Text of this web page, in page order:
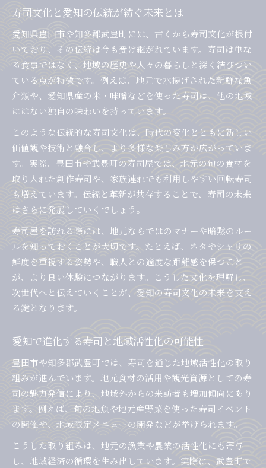
寿司体験で感じる武豊町の温かさと伝統
伝統と革新が交差する豊田市の寿司事情
豊田市で楽しむ伝統寿司と新たな挑戦
寿司職人が生み出す豊田市の革新スタイル
伝統を守りつつ進化する寿司店の魅力
豊田市の寿司にみる地元食材の活用術
豊田市発・寿司文化の最前線を解説
初訪問でも安心できる寿司マナー入門
寿司屋で押さえたい入店時マナーの基本
寿司を美味しく味わうための作法ポイント
初訪問で戸惑わない寿司マナー徹底解説
寿司マナーを知れば職人との距離が縮まる
寿司店でのNG行動とその理由を紹介
地域の特色が光る寿司の楽しみ方とは
地元ならではの寿司の楽しみ方を提案
旬の食材を活かす地域寿司の魅力解説
寿司好きが語る地元流の味わい術
寿司の個性が際立つ地域ごとの発見
武豊町で知っておきたい寿司屋作法
武豊町の寿司屋で守るべき作法を解説
地元で愛される寿司屋の作法ポイント
寿司屋で失敗しないための注意点紹介
武豊町流・寿司を美味しく味わう作法
寿司屋訪問前に知りたいマナーの基本
寿司文化と愛知の伝統が紡ぐ未来とは
愛知県豊田市や知多郡武豊町には、古くから寿司文化が根付
いており、その伝統は今も受け継がれています。寿司は単な
る食事ではなく、地域の歴史や人々の暮らしと深く結びつい
ている点が特徴です。例えば、地元で水揚げされた新鮮な魚
介類や、愛知県産の米・味噌などを使った寿司は、他の地域
にはない独自の味わいを持っています。
このような伝統的な寿司文化は、時代の変化とともに新しい
価値観や技術と融合し、より多様な楽しみ方が広がっていま
す。実際、豊田市や武豊町の寿司屋では、地元の旬の食材を
取り入れた創作寿司や、家族連れでも利用しやすい回転寿司
も増えています。伝統と革新が共存することで、寿司の未来
はさらに発展していくでしょう。
寿司屋を訪れる際には、地元ならではのマナーや暗黙のルー
ルを知っておくことが大切です。たとえば、ネタやシャリの
鮮度を重視する姿勢や、職人との適度な距離感を保つこと
が、より良い体験につながります。こうした文化を理解し、
次世代へと伝えていくことが、愛知の寿司文化の未来を支え
る鍵となります。
愛知で進化する寿司と地域活性化の可能性
豊田市や知多郡武豊町では、寿司を通じた地域活性化の取り
組みが進んでいます。地元食材の活用や観光資源としての寿
司の魅力発信により、地域外からの来訪者も増加傾向にあり
ます。例えば、旬の地魚や地元産野菜を使った寿司イベント
の開催や、地域限定メニューの開発などが挙げられます。
こうした取り組みは、地元の漁業や農業の活性化にも寄与
し、地域経済の循環を生み出しています。実際に、武豊町で